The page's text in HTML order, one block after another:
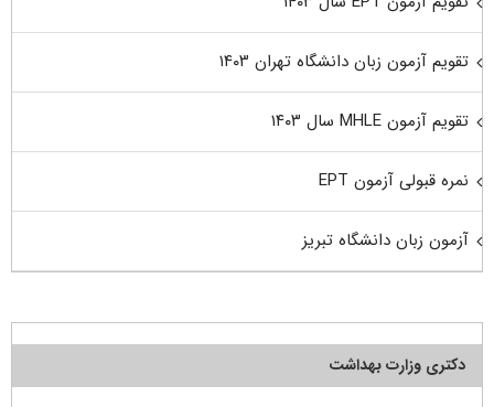
تقویم آزمون زبان دانشگاه تهران ۱۴۰۳
تقویم آزمون MHLE سال ۱۴۰۳
نمره قبولی آزمون EPT
آزمون زبان دانشگاه تبریز
دکتری وزارت بهداشت